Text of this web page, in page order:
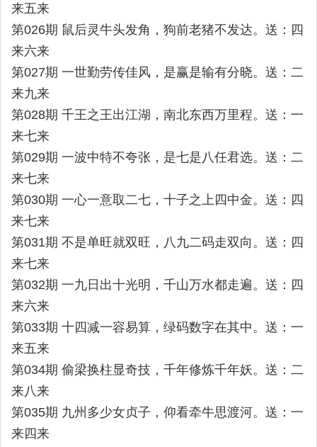
来五来
第026期 鼠后灵牛头发角，狗前老猪不发达。送：四
来六来
第027期 一世勤劳传佳风，是赢是输有分晓。送：二
来九来
第028期 千王之王出江湖，南北东西万里程。送：一
来七来
第029期 一波中特不夸张，是七是八任君选。送：二
来七来
第030期 一心一意取二七，十子之上四中金。送：四
来七来
第031期 不是单旺就双旺，八九二码走双向。送：四
来七来
第032期 一九日出十光明，千山万水都走遍。送：四
来六来
第033期 十四减一容易算，绿码数字在其中。送：一
来五来
第034期 偷梁换柱显奇技，千年修炼千年妖。送：二
来八来
第035期 九州多少女贞子，仰看牵牛思渡河。送：一
来四来